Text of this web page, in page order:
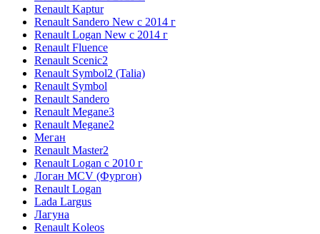
Renault Kaptur
Renault Sandero New с 2014 г
Renault Logan New с 2014 г
Renault Fluence
Renault Scenic2
Renault Symbol2 (Talia)
Renault Symbol
Renault Sandero
Renault Megane3
Renault Megane2
Меган
Renault Master2
Renault Logan c 2010 г
Логан МСV (Фургон)
Renault Logan
Lada Largus
Лагуна
Renault Koleos